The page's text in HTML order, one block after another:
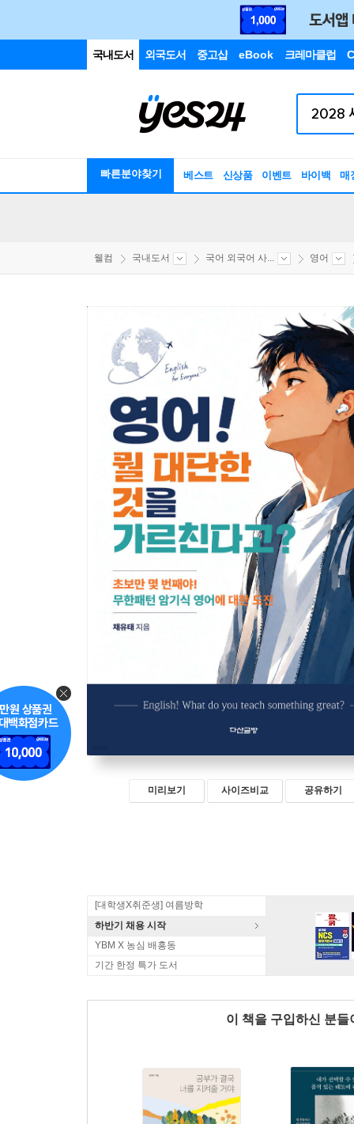
국내도서 외국도서 중고샵 eBook 크레마클럽
빠른분야찾기 베스트 신상품 이벤트 바이백 매
웰컴 국내도서 국어 외국어 사... 영어
미리보기 사이즈비교 공유하기
[대학생X취준생] 여름방학
하반기 채용 시작
YBM X 농심 배홍동
기간 한정 특가 도서
이 책을 구입하신 분